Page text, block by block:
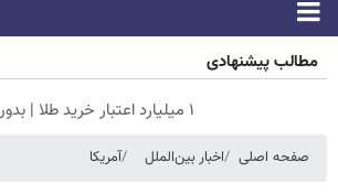
مطالب پیشنهادی
۱ میلیارد اعتبار خرید طلا | بدون ضامن و چک
صفحه اصلی اخبار بین‌الملل آمریکا